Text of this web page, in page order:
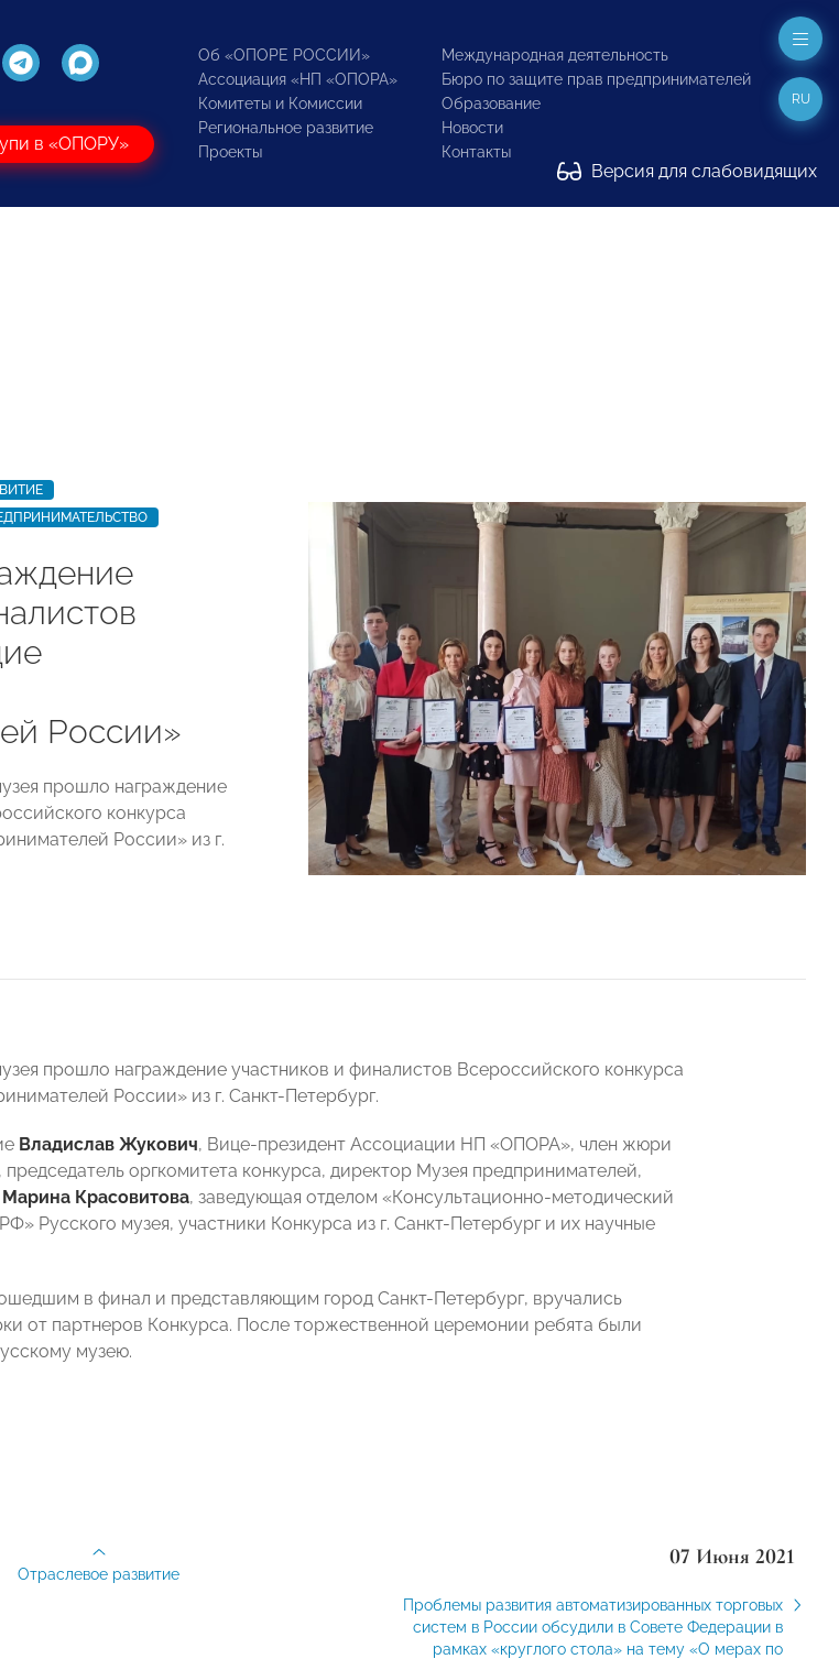
в «ОПОРУ»
Об «ОПОРЕ РОССИИ»
Ассоциация «НП «ОПОРА»
Комитеты и Комиссии
Региональное развитие
Проекты
Международная деятельность
Бюро по защите прав предпринимателей
Образование
Новости
Контакты
Версия для слабовидящих
RU
России»
прошло награждение
конкурса
России» из г.
прошло награждение участников и финалистов Всероссийского конкурса
России» из г. Санкт-Петербург.
Владислав Жукович, Вице-президент Ассоциации НП «ОПОРА», член жюри
, председатель оргкомитета конкурса, директор Музея предпринимателей,
Марина Красовитова, заведующая отделом «Консультационно-методический
Русского музея, участники Конкурса из г. Санкт-Петербург и их научные
в финал и представляющим город Санкт-Петербург, вручались
от партнеров Конкурса. После торжественной церемонии ребята были
музею.
07 Июня 2021
Проблемы развития автоматизированных торговых
систем в России обсудили в Совете Федерации в
рамках «круглого стола» на тему «О мерах по
Отраслевое развитие